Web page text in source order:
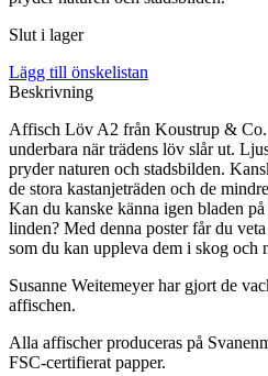
Slut i lager
Lägg till önskelistan
Beskrivning
Affisch Löv A2 från Koustrup & Co.
underbara när trädens löv slår ut.
pryder naturen och stadsbilden.
de stora kastanjeträden och de
Kan du kanske känna igen bladen
linden? Med denna poster får du
som du kan uppleva dem i skog och
Susanne Weitemeyer har gjort de
affischen.
Alla affischer produceras på
FSC-certifierat papper.